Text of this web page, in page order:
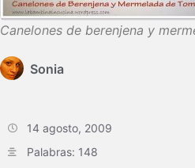
Canelones de berenjena y
Sonia
14 agosto, 2009
Palabras: 148